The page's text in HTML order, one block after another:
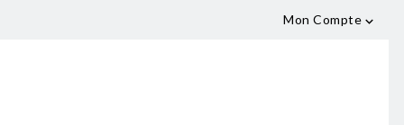
Mon Compte 